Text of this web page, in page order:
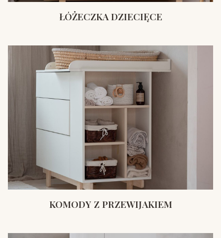
ŁÓŻECZKA DZIECIĘCE
KOMODY Z PRZEWIJAKIEM